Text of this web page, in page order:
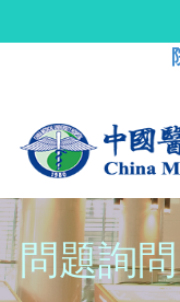
問題詢問